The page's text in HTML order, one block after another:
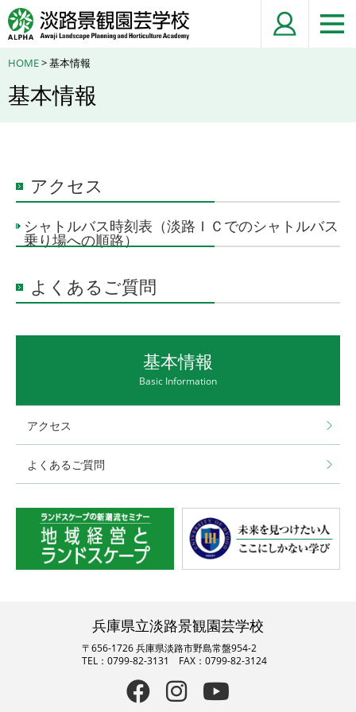
HOME> 基本情報
基本情報
アクセス
シャトルバス時刻表（淡路ＩＣでのシャトルバス
乗り場への順路）
よくあるご質問
基本情報
Basic Information
アクセス
よくあるご質問
兵庫県立淡路景観園芸学校
〒656-1726 兵庫県淡路市野島常盤954-2
TEL：0799-82-3131 FAX：0799-82-3124